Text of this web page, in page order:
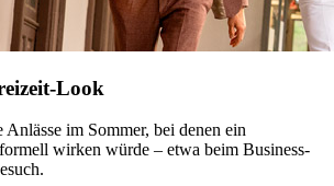
Look
im Sommer, bei denen ein
wirken würde – etwa beim Business-